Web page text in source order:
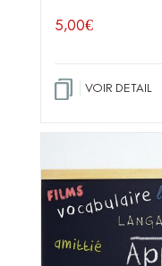
5,00€
VOIR DETAIL